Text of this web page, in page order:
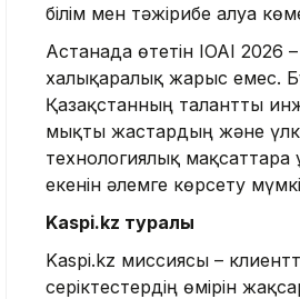
білім мен тәжірибе алуға
Астанада өтетін IOAI 2026
халықаралық жарыс емес.
Қазақстанның талантты
мықты жастардың және
технологиялық
екенін әлемге көрсету
Kaspi.kz туралы
Kaspi.kz миссиясы –
серіктестердің өмірін